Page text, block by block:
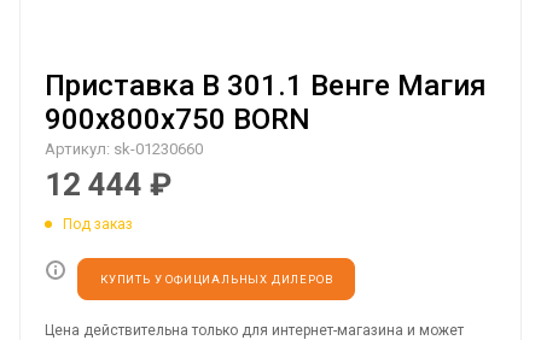
Приставка B 301.1 Венге Магия
900х800х750 BORN
Артикул: sk-01230660
12 444 ₽
Под заказ
КУПИТЬ У ОФИЦИАЛЬНЫХ ДИЛЕРОВ
Цена действительна только для интернет-магазина и может